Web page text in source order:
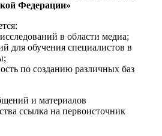
Федерации»
в области медиа;
для обучения специалистов в
по созданию различных баз
и материалов
ссылка на первоисточник